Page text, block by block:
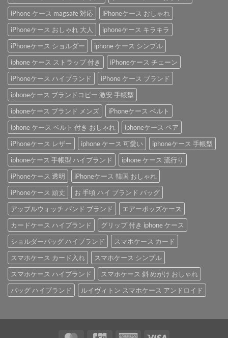
iPhone ケース magsafe 対応
iPhoneケース おしゃれ
iPhoneケース おしゃれ 大人
iphoneケース キラキラ
iPhoneケース ショルダー
iphone ケース シンプル
iphone ケース ストラップ 付き
iPhoneケース チェーン
iPhoneケース ハイブランド
iPhone ケース ブランド
iphoneケース ブランドコピー 激安 手帳型
iphoneケース ブランド メンズ
iPhoneケース ベルト
iphone ケース ベルト 付き おしゃれ
iphoneケース ペア
iPhoneケース レザー
iphone ケース 可愛い
iphoneケース 手帳型
iphoneケース 手帳型 ハイブランド
iphone ケース 流行り
iPhoneケース 透明
iPhoneケース 韓国 おしゃれ
iPhoneケース 頑丈
お 手頃 ハイ ブランド バッグ
アップルウォッチ バンド ブランド
エアーポッズケース
カードケース ハイブランド
グリップ 付き iphone ケース
ショルダーバッグ ハイブランド
スマホケース カード
スマホケース カード入れ
スマホケース シンプル
スマホケース ハイブランド
スマホケース 斜 めがけ おしゃれ
バッグ ハイブランド
ルイヴィトン スマホケース アンドロイド